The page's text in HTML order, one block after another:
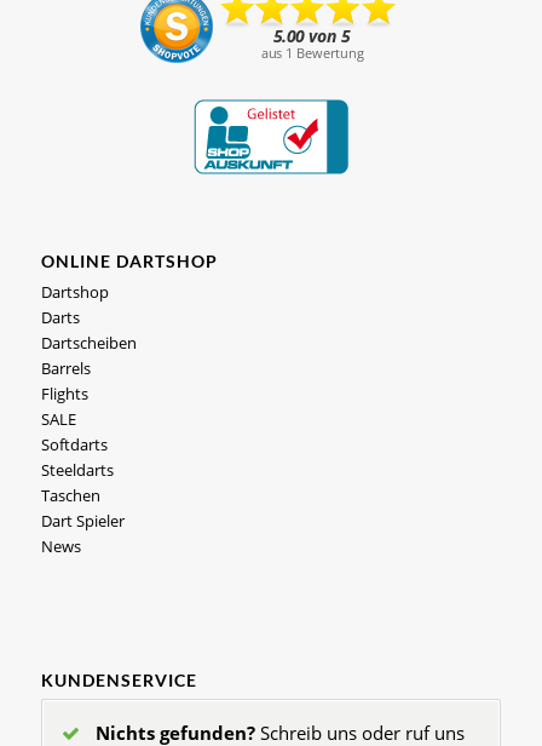
ONLINE DARTSHOP
Dartshop
Darts
Dartscheiben
Barrels
Flights
SALE
Softdarts
Steeldarts
Taschen
Dart Spieler
News
KUNDENSERVICE
Nichts gefunden?Schreib uns oder ruf uns